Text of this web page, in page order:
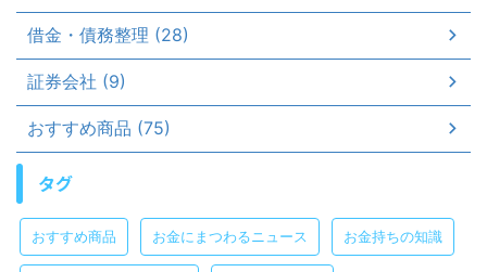
借金・債務整理 (28)
証券会社 (9)
おすすめ商品 (75)
タグ
おすすめ商品 お金にまつわるニュース お金持ちの知識